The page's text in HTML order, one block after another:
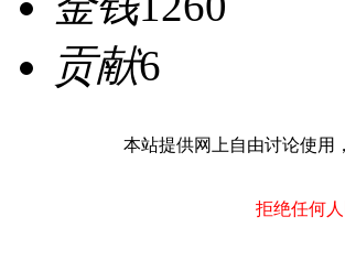
贡献6
本站提供网上自由讨论使用
拒绝任何